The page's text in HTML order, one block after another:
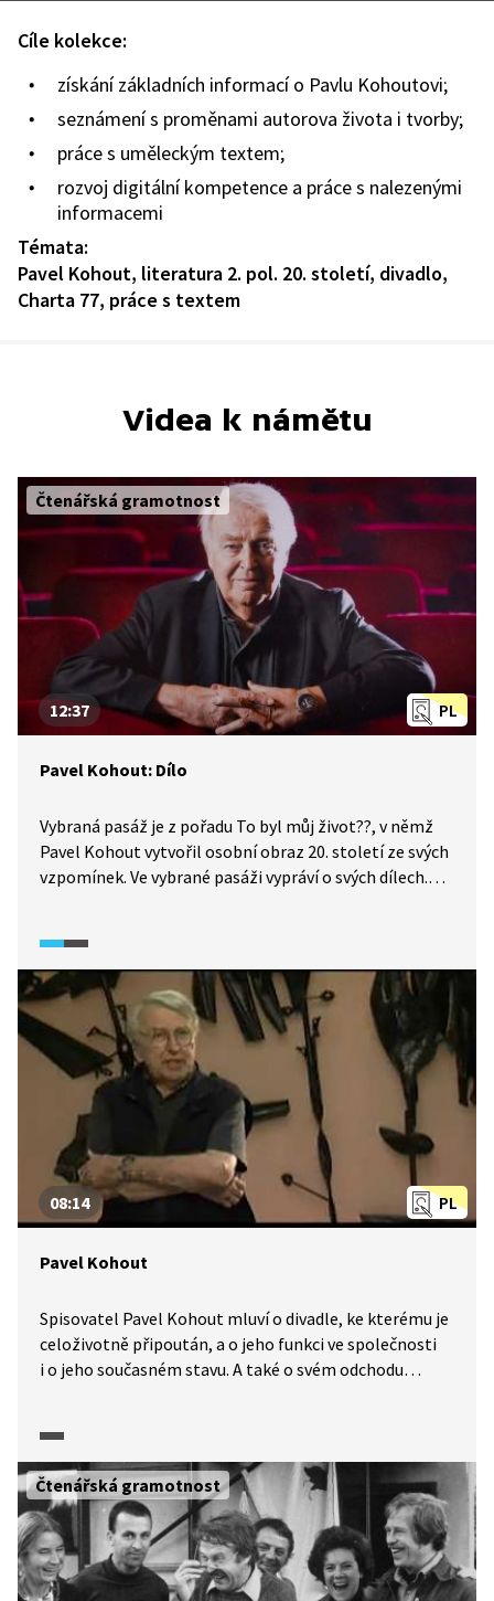
Cíle kolekce:
získání základních informací o Pavlu Kohoutovi;
seznámení s proměnami autorova života i tvorby;
práce s uměleckým textem;
rozvoj digitální kompetence a práce s nalezenými
informacemi
Témata:
Pavel Kohout, literatura 2. pol. 20. století, divadlo,
Charta 77, práce s textem
Videa k námětu
Čtenářská gramotnost
PL
12:37
Pavel Kohout: Dílo
Vybraná pasáž je z pořadu To byl můj život??, v němž
Pavel Kohout vytvořil osobní obraz 20. století ze svých
vzpomínek. Ve vybrané pasáži vypráví o svých dílech.
a autorovým shrnutím 20. století ze vzpomínek.
PL
08:14
Pavel Kohout
Spisovatel Pavel Kohout mluví o divadle, ke kterému je
celoživotně připoután, a o jeho funkci ve společnosti
i o jeho současném stavu. A také o svém odchodu
Čtenářská gramotnost